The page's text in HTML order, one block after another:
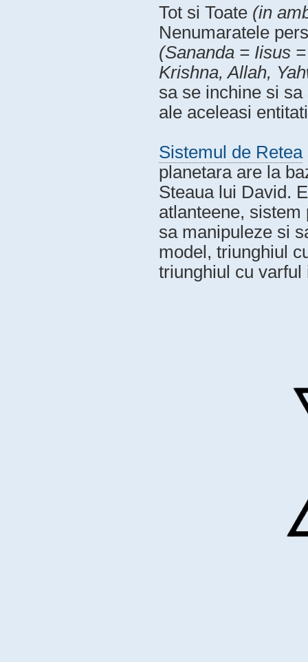
Tot si Toate (in
Nenumaratele
(Sananda = Iisus
Krishna, Allah,
sa se inchine si
ale aceleasi
Sistemul de Retea
planetara are la
Steaua lui David.
atlanteene,
sa manipuleze si
model, triunghiul
triunghiul cu